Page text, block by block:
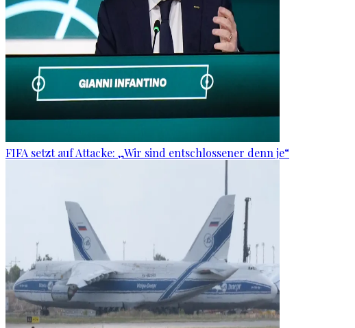
FIFA setzt auf Attacke: „Wir sind entschlossener denn je“